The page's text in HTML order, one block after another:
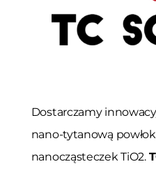
Dostarczamy
nano-tytanową
nanocząsteczek TiO2.